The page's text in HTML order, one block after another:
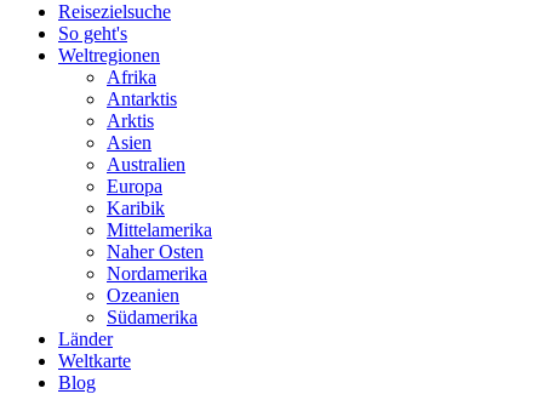
Reisezielsuche
So geht's
Weltregionen
Afrika
Antarktis
Arktis
Asien
Australien
Europa
Karibik
Mittelamerika
Naher Osten
Nordamerika
Ozeanien
Südamerika
Länder
Weltkarte
Blog